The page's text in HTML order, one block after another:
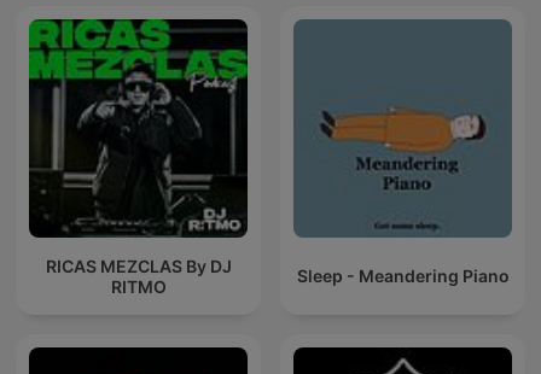
RICAS MEZCLAS By DJ
RITMO
Sleep - Meandering Piano